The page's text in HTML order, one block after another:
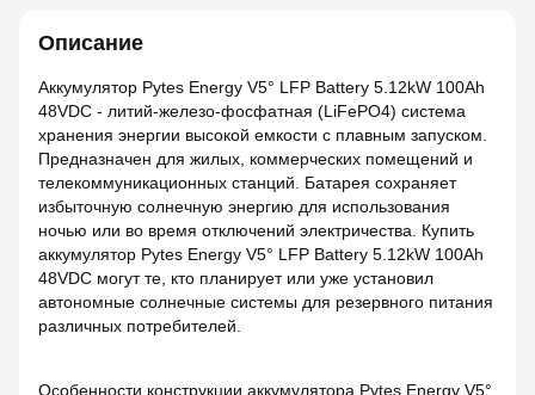
Описание
Аккумулятор Pytes Energy V5° LFP Battery 5.12kW 100Ah
48VDC - литий-железо-фосфатная (LiFePO4) система
хранения энергии высокой емкости с плавным запуском.
Предназначен для жилых, коммерческих помещений и
телекоммуникационных станций. Батарея сохраняет
избыточную солнечную энергию для использования
ночью или во время отключений электричества. Купить
аккумулятор Pytes Energy V5° LFP Battery 5.12kW 100Ah
48VDC могут те, кто планирует или уже установил
автономные солнечные системы для резервного питания
различных потребителей.
Особенности конструкции аккумулятора Pytes Energy V5°